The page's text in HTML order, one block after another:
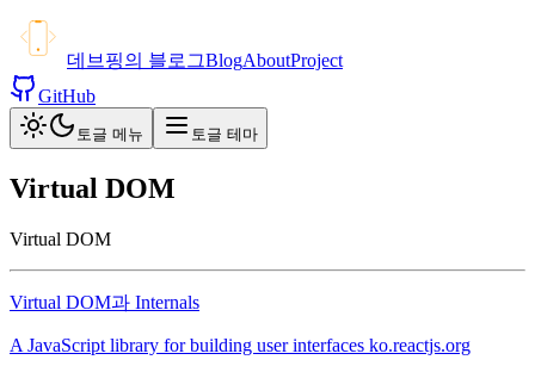
데브핑의 블로그BlogAboutProject
GitHub
토글 메뉴 토글 테마
Virtual DOM
Virtual DOM
Virtual DOM과 Internals
A JavaScript library for building user interfaces ko.reactjs.org